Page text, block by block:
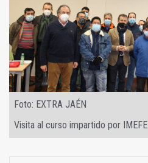
Foto: EXTRA JAÉN
Visita al curso impartido por IMEFE.